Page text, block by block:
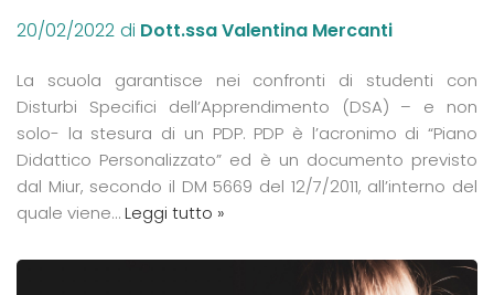
20/02/2022 di Dott.ssa Valentina Mercanti
La scuola garantisce nei confronti di studenti con
Disturbi Specifici dell’Apprendimento (DSA) – e non
solo- la stesura di un PDP. PDP è l’acronimo di “Piano
Didattico Personalizzato” ed è un documento previsto
dal Miur, secondo il DM 5669 del 12/7/2011, all’interno del
quale viene…Leggi tutto »